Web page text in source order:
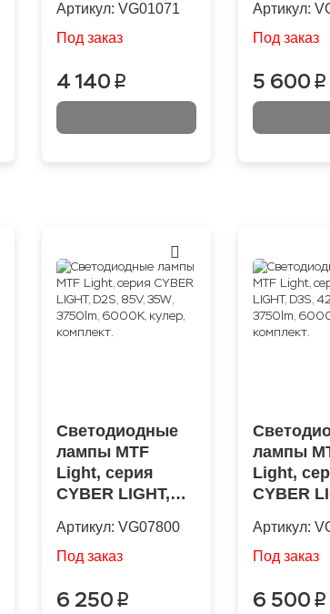
Артикул: VG01071
Под заказ
4 140 p
Артикул:
Под заказ
5 600 p
Светодиодные
лампы MTF
Light, серия
CYBER LIGHT,
3750lm, 6000K,
кулер, комплект.
Артикул: VG07800
Под заказ
6 250 p
лампы
Light,
CYBER
3750lm,
кулер,
Артикул:
Под заказ
6 500 p